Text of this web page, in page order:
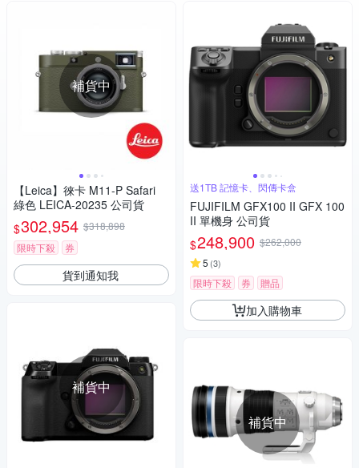
補貨中
【Leica】徠卡 M11-P Safari
綠色 LEICA-20235 公司貨
$302,954 $318,898
限時下殺
券
貨到通知我
補貨中
送1TB 記憶卡、閃傳卡盒
FUJIFILM GFX100 II GFX 100
II 單機身 公司貨
$248,900 $262,000
5 (3)
限時下殺 券 贈品
加入購物車
補貨中